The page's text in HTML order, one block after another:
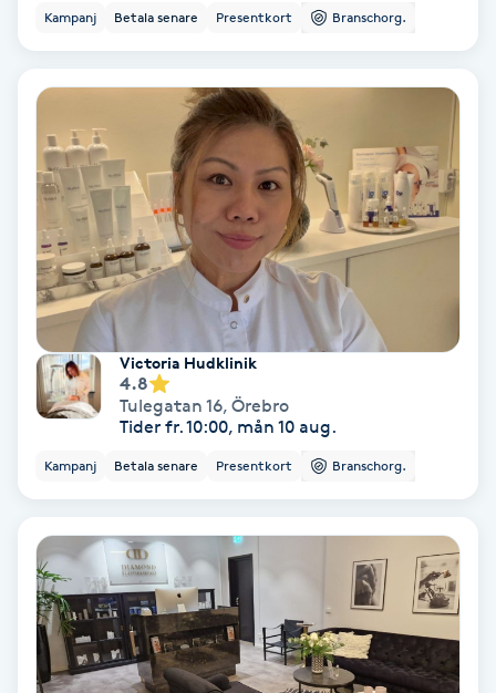
Käkledsbehandling
Laserbehandling
Lashlift Keratin
LED-ljusterapi
Liktornar
LPG-massage
Luggklippning
Kampanj Betala senare Presentkort Branschorg.
Victoria Hudklinik
4.8
Tulegatan 16, Örebro
Tider fr. 10:00, mån 10 aug.
Kampanj Betala senare Presentkort Branschorg.